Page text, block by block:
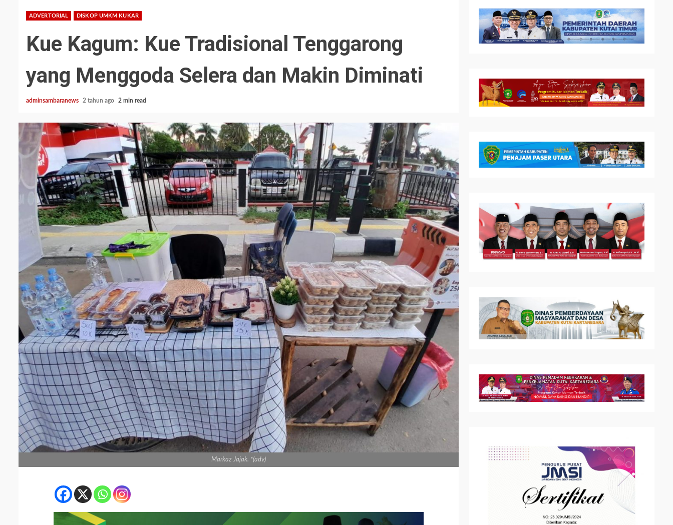
ADVERTORIAL DISKOP UMKM KUKAR
Kue Kagum: Kue Tradisional Tenggarong
yang Menggoda Selera dan Makin Diminati
adminsambaranews 2 tahun ago 2 min read
Markaz Jajak. *(adv)